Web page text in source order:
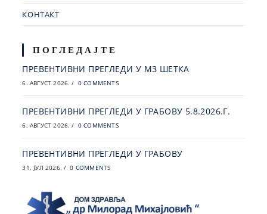
КОНТАКТ
ПОГЛЕДАЈТЕ
ПРЕВЕНТИВНИ ПРЕГЛЕДИ У МЗ ШЕТКА
6. АВГУСТ 2026. / 0 COMMENTS
ПРЕВЕНТИВНИ ПРЕГЛЕДИ У ГРАБОВУ 5.8.2026.Г.
6. АВГУСТ 2026. / 0 COMMENTS
ПРЕВЕНТИВНИ ПРЕГЛЕДИ У ГРАБОВУ
31. ЈУЛ 2026. / 0 COMMENTS